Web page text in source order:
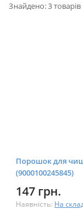
Знайдено: 3 товарів
Порошок для
(9000100245845)
147 грн.
Наявність: На